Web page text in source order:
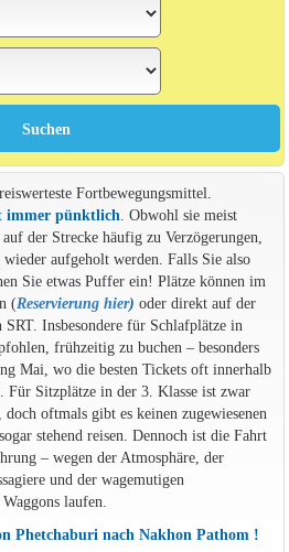
Fortbewegungsmittel.
immer pünktlich . Obwohl sie meist
der Strecke häufig zu Verzögerungen,
aufgeholt werden. Falls Sie also
Sie etwas Puffer ein! Plätze können im
(Reservierung hier) oder direkt auf der
SRT. Insbesondere für Schlafplätze in
frühzeitig zu buchen – besonders
Mai, wo die besten Tickets oft innerhalb
Für Sitzplätze in der 3. Klasse ist zwar
oftmals gibt es keinen zugewiesenen
stehend reisen. Dennoch ist die Fahrt
– wegen der Atmosphäre, der
und der wagemutigen
laufen.
Phetchaburi nach Nakhon Pathom !